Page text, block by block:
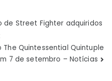
Street Fighter adquiridos
Quintessential Quintuple
7 de setembro – Notícias